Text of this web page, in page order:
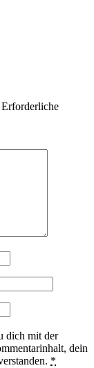
Erforderliche
dich mit der
dein
*